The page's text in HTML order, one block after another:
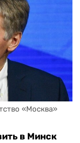
«Москва»
в Минск